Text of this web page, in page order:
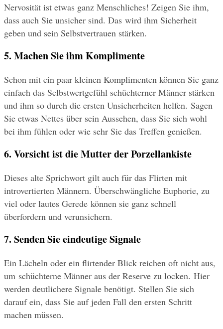
Nervosität ist etwas ganz Menschliches! Zeigen Sie ihm,
dass auch Sie unsicher sind. Das wird ihm Sicherheit
geben und sein Selbstvertrauen stärken.
5. Machen Sie ihm Komplimente
Schon mit ein paar kleinen Komplimenten können Sie ganz
einfach das Selbstwertgefühl schüchterner Männer stärken
und ihm so durch die ersten Unsicherheiten helfen. Sagen
Sie etwas Nettes über sein Aussehen, dass Sie sich wohl
bei ihm fühlen oder wie sehr Sie das Treffen genießen.
6. Vorsicht ist die Mutter der Porzellankiste
Dieses alte Sprichwort gilt auch für das Flirten mit
introvertierten Männern. Überschwängliche Euphorie, zu
viel oder lautes Gerede können sie ganz schnell
überfordern und verunsichern.
7. Senden Sie eindeutige Signale
Ein Lächeln oder ein flirtender Blick reichen oft nicht aus,
um schüchterne Männer aus der Reserve zu locken. Hier
werden deutlichere Signale benötigt. Stellen Sie sich
darauf ein, dass Sie auf jeden Fall den ersten Schritt
machen müssen.